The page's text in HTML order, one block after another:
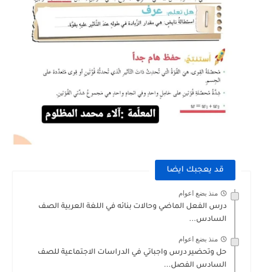
قد يعجبك ايضا
منذ بضع اعوام
درس الفعل الماضي وحالات بنائه في اللغة العربية الصف
السادس...
منذ بضع اعوام
حل وتحضير درس واجباتي في الدراسات الاجتماعية للصف
السادس الفصل...